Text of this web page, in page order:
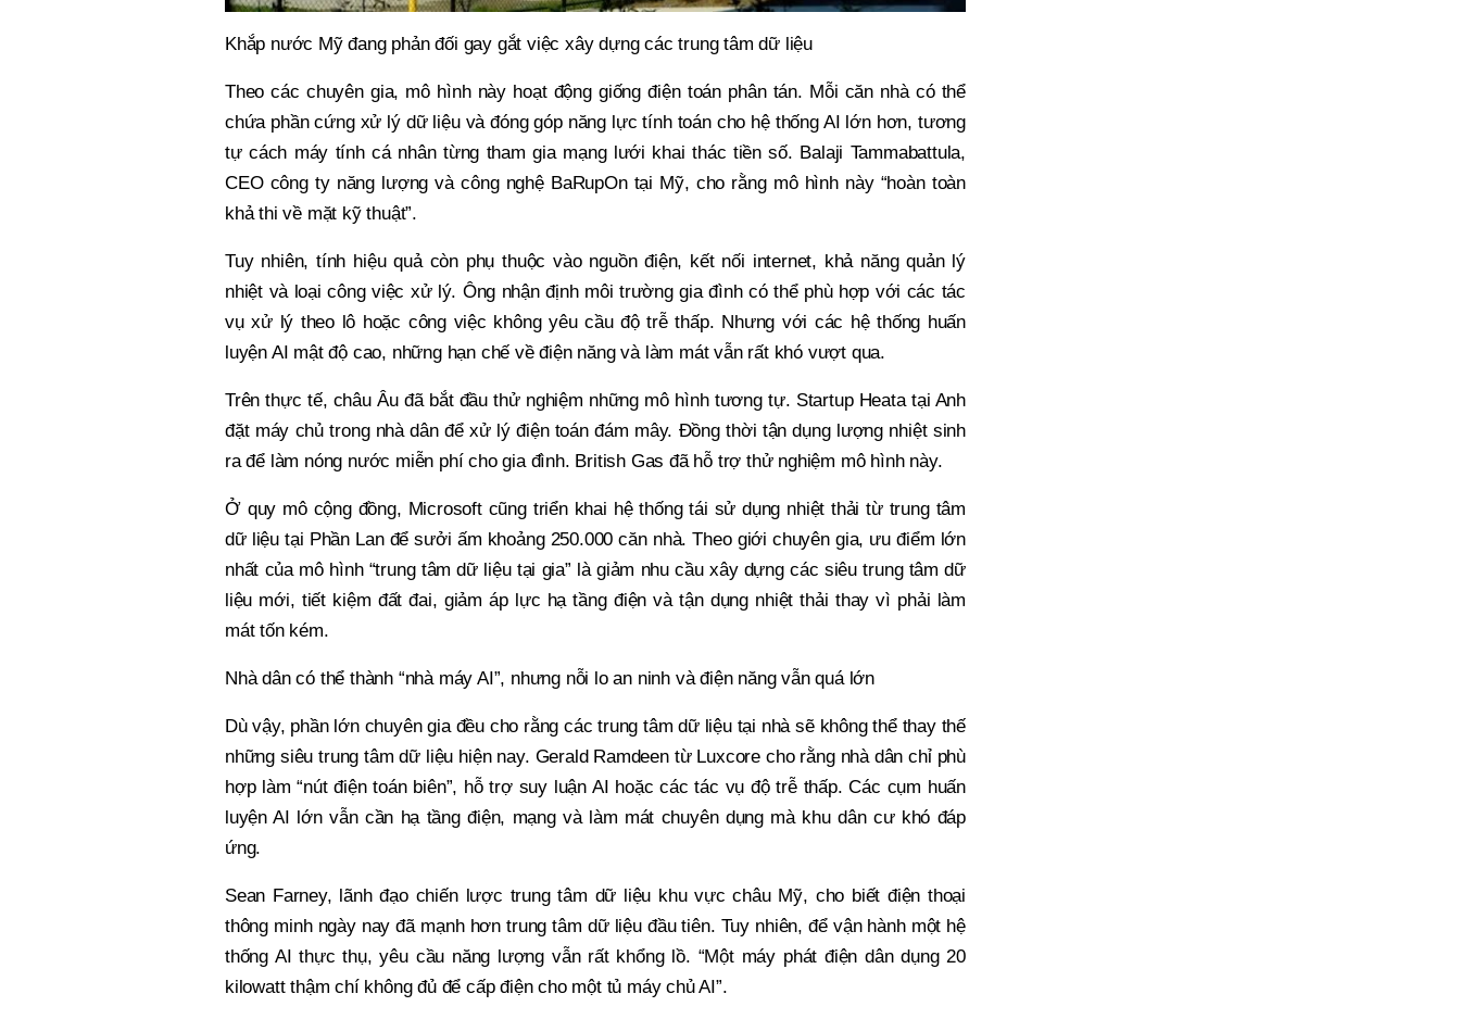
Khắp nước Mỹ đang phản đối gay gắt việc xây dựng các trung tâm dữ liệu
Theo các chuyên gia, mô hình này hoạt động giống điện toán phân tán. Mỗi căn nhà có thể
chứa phần cứng xử lý dữ liệu và đóng góp năng lực tính toán cho hệ thống AI lớn hơn, tương
tự cách máy tính cá nhân từng tham gia mạng lưới khai thác tiền số. Balaji Tammabattula,
CEO công ty năng lượng và công nghệ BaRupOn tại Mỹ, cho rằng mô hình này “hoàn toàn
khả thi về mặt kỹ thuật”.
Tuy nhiên, tính hiệu quả còn phụ thuộc vào nguồn điện, kết nối internet, khả năng quản lý
nhiệt và loại công việc xử lý. Ông nhận định môi trường gia đình có thể phù hợp với các tác
vụ xử lý theo lô hoặc công việc không yêu cầu độ trễ thấp. Nhưng với các hệ thống huấn
luyện AI mật độ cao, những hạn chế về điện năng và làm mát vẫn rất khó vượt qua.
Trên thực tế, châu Âu đã bắt đầu thử nghiệm những mô hình tương tự. Startup Heata tại Anh
đặt máy chủ trong nhà dân để xử lý điện toán đám mây. Đồng thời tận dụng lượng nhiệt sinh
ra để làm nóng nước miễn phí cho gia đình. British Gas đã hỗ trợ thử nghiệm mô hình này.
Ở quy mô cộng đồng, Microsoft cũng triển khai hệ thống tái sử dụng nhiệt thải từ trung tâm
dữ liệu tại Phần Lan để sưởi ấm khoảng 250.000 căn nhà. Theo giới chuyên gia, ưu điểm lớn
nhất của mô hình “trung tâm dữ liệu tại gia” là giảm nhu cầu xây dựng các siêu trung tâm dữ
liệu mới, tiết kiệm đất đai, giảm áp lực hạ tầng điện và tận dụng nhiệt thải thay vì phải làm
mát tốn kém.
Nhà dân có thể thành “nhà máy AI”, nhưng nỗi lo an ninh và điện năng vẫn quá lớn
Dù vậy, phần lớn chuyên gia đều cho rằng các trung tâm dữ liệu tại nhà sẽ không thể thay thế
những siêu trung tâm dữ liệu hiện nay. Gerald Ramdeen từ Luxcore cho rằng nhà dân chỉ phù
hợp làm “nút điện toán biên”, hỗ trợ suy luận AI hoặc các tác vụ độ trễ thấp. Các cụm huấn
luyện AI lớn vẫn cần hạ tầng điện, mạng và làm mát chuyên dụng mà khu dân cư khó đáp
ứng.
Sean Farney, lãnh đạo chiến lược trung tâm dữ liệu khu vực châu Mỹ, cho biết điện thoại
thông minh ngày nay đã mạnh hơn trung tâm dữ liệu đầu tiên. Tuy nhiên, để vận hành một hệ
thống AI thực thụ, yêu cầu năng lượng vẫn rất khổng lồ. “Một máy phát điện dân dụng 20
kilowatt thậm chí không đủ để cấp điện cho một tủ máy chủ AI”.